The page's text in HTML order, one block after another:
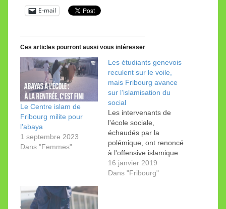
E-mail
Ces articles pourront aussi vous intéresser
Le Centre islam de
Fribourg milite pour
l’abaya
1 septembre 2023
Dans "Femmes"
Les étudiants genevois
reculent sur le voile,
mais Fribourg avance
sur l’islamisation du
social
Les intervenants de
l'école sociale,
échaudés par la
polémique, ont renoncé
à l'offensive islamique.
De son côté, le Centre
islam de Fribourg milite
16 janvier 2019
Dans "Fribourg"